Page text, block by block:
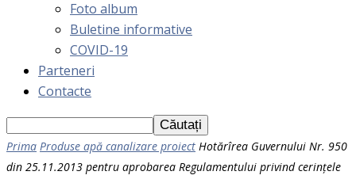
Foto album
Buletine informative
COVID-19
Parteneri
Contacte
Prima Produse apă canalizare proiect Hotărîrea Guvernului Nr. 950
din 25.11.2013 pentru aprobarea Regulamentului privind cerinţele